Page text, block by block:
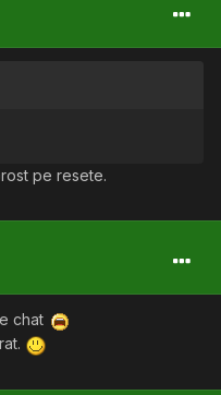
pe resete.
chat